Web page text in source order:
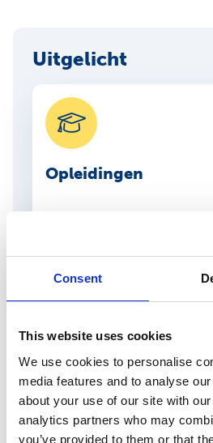
Consent
This website uses cookies
We use cookies to personalise
media features and to analyse
about your use of our site with
analytics partners who may
you’ve provided to them or that
Uitgelicht
Opleidingen
Gezondheid
Alle opleidingen